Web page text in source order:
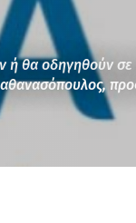
ή θα οδηγηθούν σε